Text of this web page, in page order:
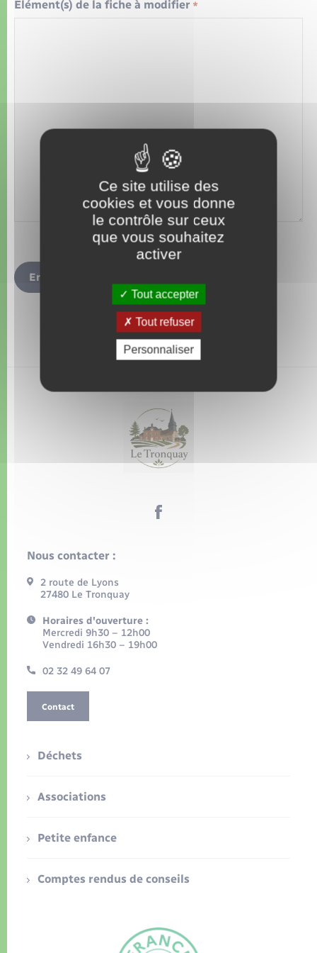
Élément(s) de la fiche à modifier *
Envoyer
Nous contacter :
2 route de Lyons
27480 Le Tronquay
Horaires d'ouverture :
Mercredi 9h30 – 12h00
Vendredi 16h30 – 19h00
02 32 49 64 07
Contact
Déchets
Associations
Petite enfance
Comptes rendus de conseils
Ce site utilise des
cookies et vous donne
le contrôle sur ceux
que vous souhaitez
activer
Tout accepter
Tout refuser
Personnaliser